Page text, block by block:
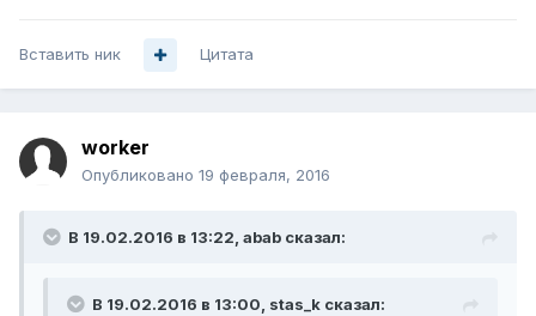
Вставить ник Цитата
worker
Опубликовано 19 февраля, 2016
В 19.02.2016 в 13:22, abab сказал:
В 19.02.2016 в 13:00, stas_k сказал: